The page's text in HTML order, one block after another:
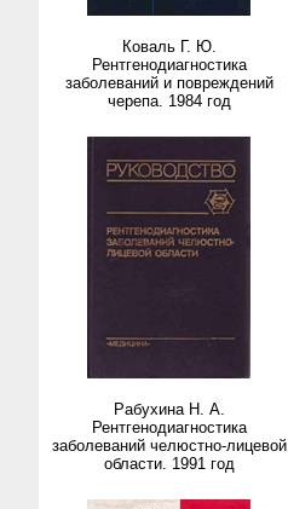
Коваль Г. Ю.
Рентгенодиагностика
заболеваний и повреждений
черепа. 1984 год
Рабухина Н. А.
Рентгенодиагностика
заболеваний челюстно-лицевой
области. 1991 год